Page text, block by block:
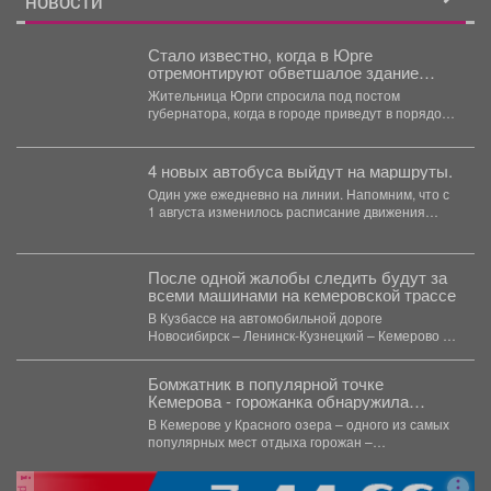
Стало известно, когда в Юрге
отремонтируют обветшалое здание
ЗАГСа
Жительница Юрги спросила под постом
губернатора, когда в городе приведут в порядок
4 новых автобуса выйдут на маршруты.
Один уже ежедневно на линии. Напомним, что с
1 августа изменилось расписание движения
После одной жалобы следить будут за
всеми машинами на кемеровской трассе
В Кузбассе на автомобильной дороге
Новосибирск – Ленинск-Кузнецкий – Кемерово –
Бомжатник в популярной точке
Кемерова - горожанка обнаружила
жуткий объект на Красном озере
В Кемерове у Красного озера – одного из самых
популярных мест отдыха горожан –